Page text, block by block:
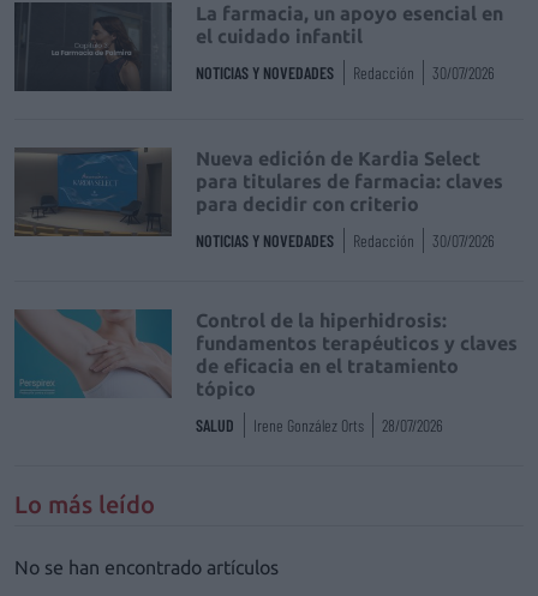
La farmacia, un apoyo esencial en
el cuidado infantil
NOTICIAS Y NOVEDADES Redacción 30/07/2026
Nueva edición de Kardia Select
para titulares de farmacia: claves
para decidir con criterio
NOTICIAS Y NOVEDADES Redacción 30/07/2026
Control de la hiperhidrosis:
fundamentos terapéuticos y claves
de eficacia en el tratamiento
tópico
SALUD Irene González Orts 28/07/2026
Lo más leído
No se han encontrado artículos